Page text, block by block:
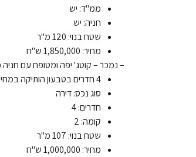
ממ"ד: יש
חניה: יש
שטח בנוי: 120 מ"ר
מחיר: 1,850,000 ש"ח
– נמכר – קוטג' יפה ומטופח עם חניה
4 חדרים בטבעון הותיקה במחיר מציאה – נמכר –
סוג נכס: דירה
חדרים: 4
קומה: 2
שטח בנוי: 107 מ"ר
מחיר: 1,000,000 ש"ח